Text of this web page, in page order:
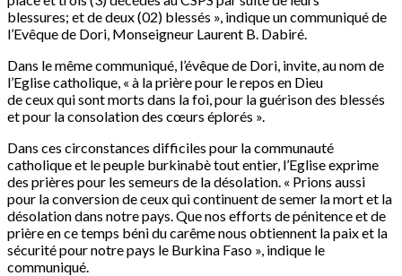
blessures; et de deux (02) blessés », indique un communiqué de
l’Evêque de Dori, Monseigneur Laurent B. Dabiré.
Dans le même communiqué, l’évêque de Dori, invite, au nom de
l’Eglise catholique, « à la prière pour le repos en Dieu
de ceux qui sont morts dans la foi, pour la guérison des blessés
et pour la consolation des cœurs éplorés ».
Dans ces circonstances difficiles pour la communauté
catholique et le peuple burkinabè tout entier, l’Eglise exprime
des prières pour les semeurs de la désolation. « Prions aussi
pour la conversion de ceux qui continuent de semer la mort et la
désolation dans notre pays. Que nos efforts de pénitence et de
prière en ce temps béni du carême nous obtiennent la paix et la
sécurité pour notre pays le Burkina Faso », indique le
communiqué.